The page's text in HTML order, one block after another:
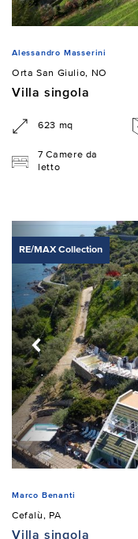
Alessandro Masserini
Orta San Giulio, NO
Villa singola
623 mq
7 Camere da
letto
RE/MAX Collection
Marco Benanti
Cefalù, PA
Villa singola